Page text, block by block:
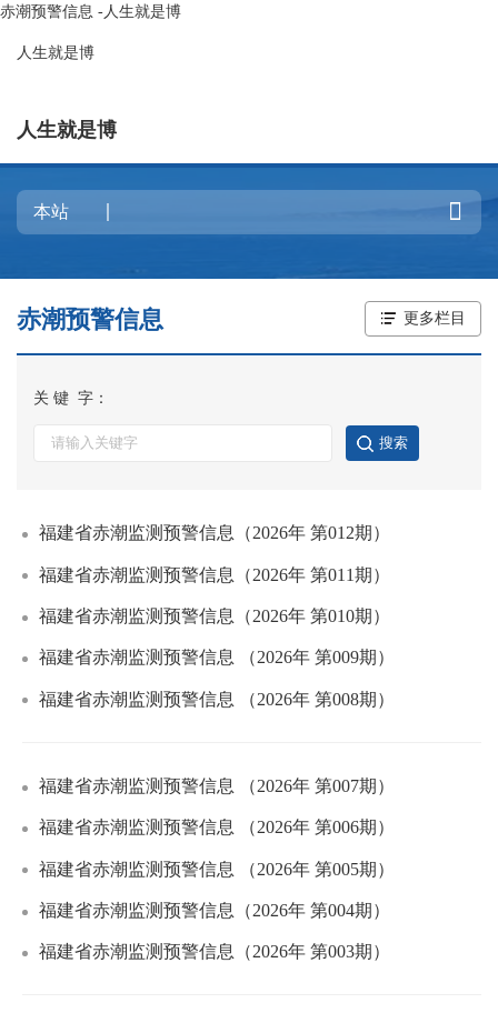
赤潮预警信息 -人生就是博
人生就是博
人生就是博

赤潮预警信息 更多栏目
关 键 字：
福建省赤潮监测预警信息（2026年 第012期）
福建省赤潮监测预警信息（2026年 第011期）
福建省赤潮监测预警信息（2026年 第010期）
福建省赤潮监测预警信息 （2026年 第009期）
福建省赤潮监测预警信息 （2026年 第008期）
福建省赤潮监测预警信息 （2026年 第007期）
福建省赤潮监测预警信息 （2026年 第006期）
福建省赤潮监测预警信息 （2026年 第005期）
福建省赤潮监测预警信息（2026年 第004期）
福建省赤潮监测预警信息（2026年 第003期）